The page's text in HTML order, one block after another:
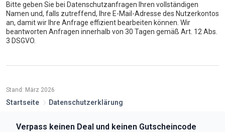
Bitte geben Sie bei Datenschutzanfragen Ihren vollständigen
Namen und, falls zutreffend, Ihre E-Mail-Adresse des Nutzerkontos
an, damit wir Ihre Anfrage effizient bearbeiten können. Wir
beantworten Anfragen innerhalb von 30 Tagen gemäß Art. 12 Abs.
3 DSGVO.
Stand: März 2026
Startseite Datenschutzerklärung
Verpass keinen Deal und keinen Gutscheincode